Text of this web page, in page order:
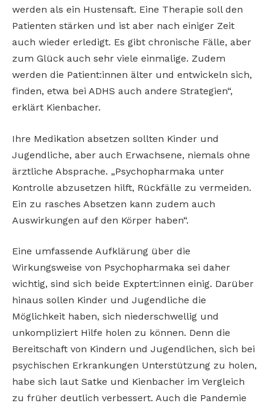
werden als ein Hustensaft. Eine Therapie soll den
Patienten stärken und ist aber nach einiger Zeit
auch wieder erledigt. Es gibt chronische Fälle, aber
zum Glück auch sehr viele einmalige. Zudem
werden die Patient:innen älter und entwickeln sich,
finden, etwa bei ADHS auch andere Strategien“,
erklärt Kienbacher.
Ihre Medikation absetzen sollten Kinder und
Jugendliche, aber auch Erwachsene, niemals ohne
ärztliche Absprache. „Psychopharmaka unter
Kontrolle abzusetzen hilft, Rückfälle zu vermeiden.
Ein zu rasches Absetzen kann zudem auch
Auswirkungen auf den Körper haben“.
Eine umfassende Aufklärung über die
Wirkungsweise von Psychopharmaka sei daher
wichtig, sind sich beide Exptert:innen einig. Darüber
hinaus sollen Kinder und Jugendliche die
Möglichkeit haben, sich niederschwellig und
unkompliziert Hilfe holen zu können. Denn die
Bereitschaft von Kindern und Jugendlichen, sich bei
psychischen Erkrankungen Unterstützung zu holen,
habe sich laut Satke und Kienbacher im Vergleich
zu früher deutlich verbessert. Auch die Pandemie